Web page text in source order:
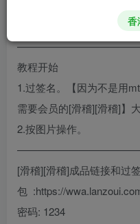
教程开始
1.过签名。【因为不是用
需要会员的[滑稽][滑稽]】
2.按图片操作。
[滑稽][滑稽]成品链接和过
包 :https://
密码: 1234
香